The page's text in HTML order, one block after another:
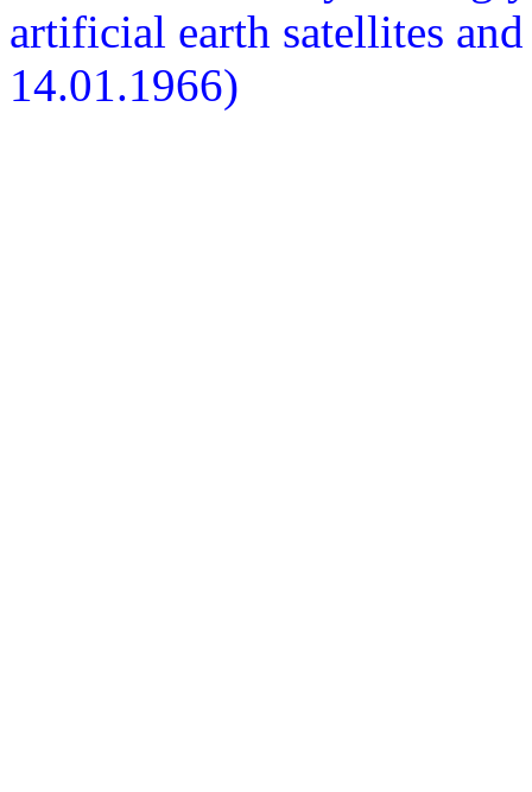
artificial earth satellites
14.01.1966)